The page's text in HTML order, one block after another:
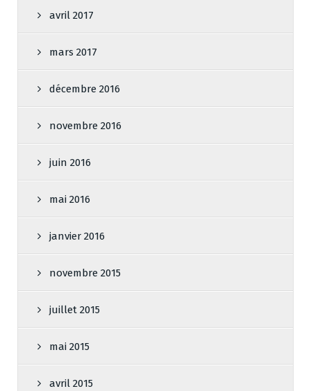
avril 2017
mars 2017
décembre 2016
novembre 2016
juin 2016
mai 2016
janvier 2016
novembre 2015
juillet 2015
mai 2015
avril 2015